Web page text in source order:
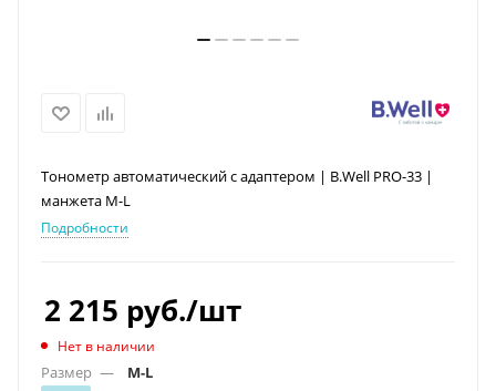
Тонометр автоматический с адаптером | B.Well PRO-33 |
манжета M-L
Подробности
2 215 руб./шт
Нет в наличии
Размер —
M-L